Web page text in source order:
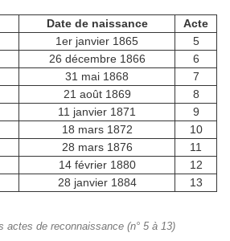
Date de naissance
Acte
1er janvier 1865
5
26 décembre 1866
6
31 mai 1868
7
21 août 1869
8
11 janvier 1871
9
18 mars 1872
10
28 mars 1876
11
14 février 1880
12
28 janvier 1884 13
actes de reconnaissance (n° 5 à 13)